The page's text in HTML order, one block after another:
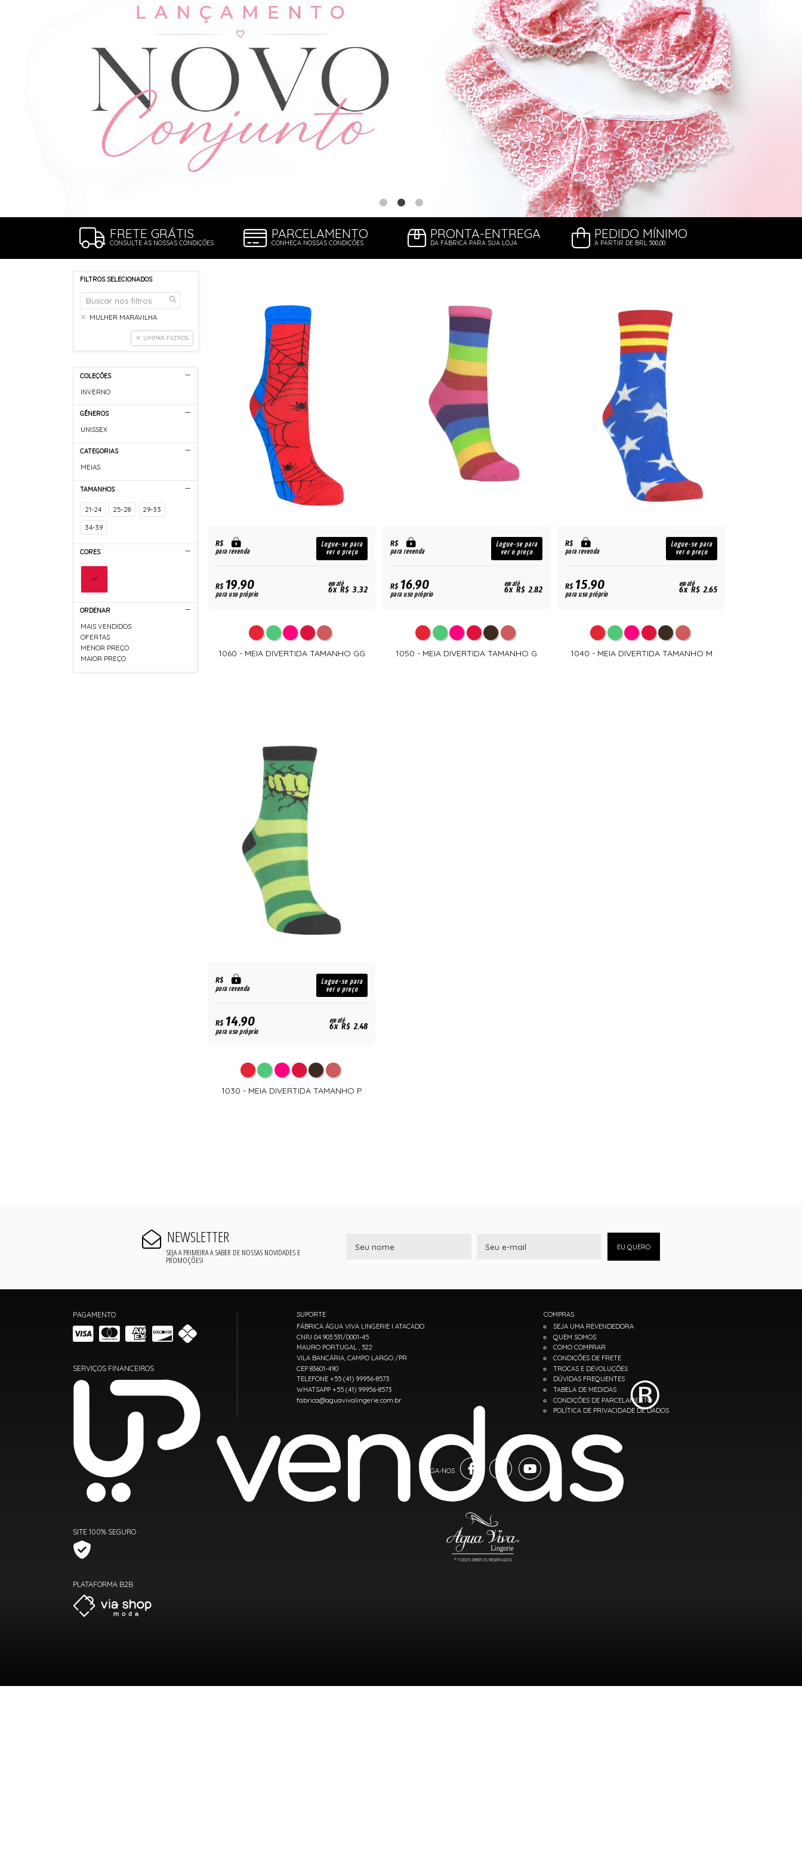
ROBE
SUTIÃ
FRETE GRÁTIS
CONSULTE AS NOSSAS CONDIÇÕES
PARCELAMENTO
CONHEÇA NOSSAS CONDIÇÕES
PRONTA-ENTREGA
DA FÁBRICA PARA SUA LOJA
PEDIDO MÍNIMO
A PARTIR DE BRL 500,00
FILTROS SELECIONADOS
MULHER MARAVILHA
LIMPAR FILTROS
COLEÇÕES
INVERNO
GÊNEROS
UNISSEX
CATEGORIAS
MEIAS
TAMANHOS
21-24 25-28 29-33
34-39
CORES
ORDENAR
MAIS VENDIDOS
OFERTAS
MENOR PREÇO
MAIOR PREÇO
R$
para revenda
Logue-se para
ver o preço
R$19,90
para uso próprio
em até
6x R$ 3,32
1060 - MEIA DIVERTIDA TAMANHO GG
R$
para revenda
Logue-se para
ver o preço
R$16,90
para uso próprio
em até
6x R$ 2,82
1050 - MEIA DIVERTIDA TAMANHO G
R$
para revenda
Logue-se para
ver o preço
R$15,90
para uso próprio
em até
6x R$ 2,65
1040 - MEIA DIVERTIDA TAMANHO M
R$
para revenda
Logue-se para
ver o preço
R$14,90
para uso próprio
em até
6x R$ 2,48
1030 - MEIA DIVERTIDA TAMANHO P
NEWSLETTER
SEJA A PRIMEIRA A SABER DE NOSSAS NOVIDADES E
PROMOÇÕES!
EU QUERO
PAGAMENTO
SERVIÇOS FINANCEIROS
SITE 100% SEGURO
PLATAFORMA B2B
SUPORTE
FÁBRICA ÁGUA VIVA LINGERIE I ATACADO
CNPJ 04.903.531/0001-45
MAURO PORTUGAL , 522
VILA BANCÁRIA, CAMPO LARGO /PR
CEP 83601-490
TELEFONE +55 (41) 99956-8573
WHATSAPP +55 (41) 99956-8573
fabrica@aguavivalingerie.com.br
COMPRAS
SEJA UMA REVENDEDORA
QUEM SOMOS
COMO COMPRAR
CONDIÇÕES DE FRETE
TROCAS E DEVOLUÇÕES
DÚVIDAS FREQUENTES
TABELA DE MEDIDAS
CONDIÇÕES DE PARCELAMENTO
POLÍTICA DE PRIVACIDADE DE DADOS
® TODOS DIREITOS RESERVADOS